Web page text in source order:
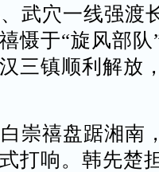
武穴一线强渡
慑于“旋风部
三镇顺利解放
崇禧盘踞湘南
打响。韩先楚